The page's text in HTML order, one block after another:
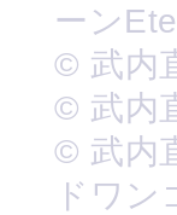
ーン
© 武内
© 武内
© 武内
ドワン